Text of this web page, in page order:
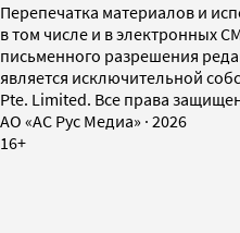
Перепечатка материалов и
в том числе и в электронных
письменного разрешения
является исключительной
Pte. Limited. Все права
AO «АС Рус Медиа» · 2026
16+